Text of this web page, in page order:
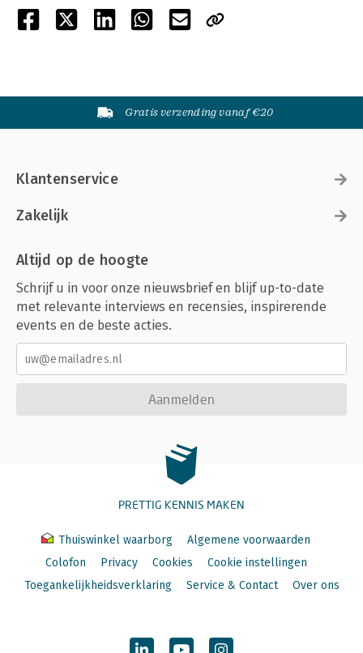
Gratis verzending vanaf €20
Klantenservice
Zakelijk
Altijd op de hoogte
Schrijf u in voor onze nieuwsbrief en blijf up-to-date
met relevante interviews en recensies, inspirerende
events en de beste acties.
Aanmelden
PRETTIG KENNIS MAKEN
Thuiswinkel waarborg
Algemene voorwaarden
Colofon
Privacy Cookies
Cookie instellingen
Toegankelijkheidsverklaring
Service & Contact Over ons